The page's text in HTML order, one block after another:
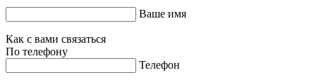
Ваше имя
Как с вами связаться
По телефону
Телефон